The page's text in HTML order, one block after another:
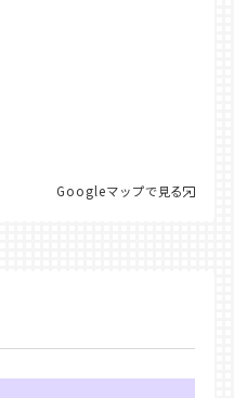
Googleマップで見る